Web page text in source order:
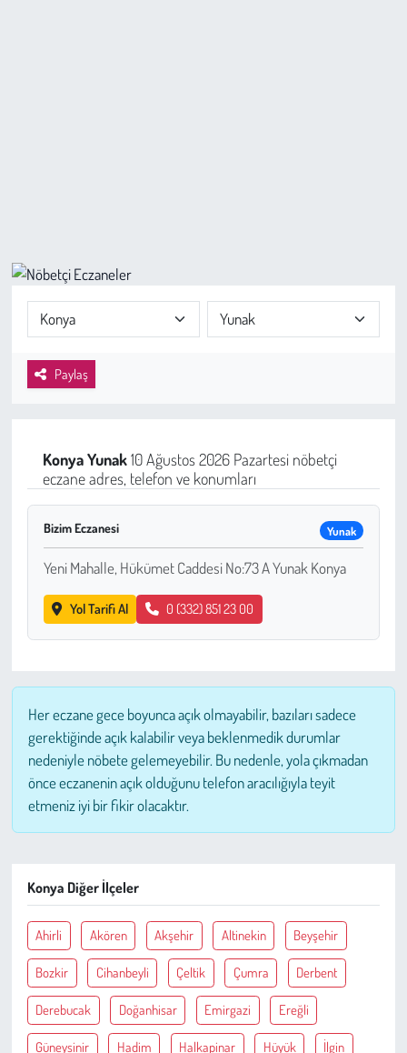
Paylaş
KonyaYunak10 Ağustos 2026 Pazartesi nöbetçi
eczane adres, telefon ve konumları
Bizim Eczanesi Yunak
Yeni Mahalle, Hükümet Caddesi No:73 A Yunak Konya
Yol Tarifi Al 0 (332) 851 23 00
Her eczane gece boyunca açık olmayabilir, bazıları sadece
gerektiğinde açık kalabilir veya beklenmedik durumlar
nedeniyle nöbete gelemeyebilir. Bu nedenle, yola çıkmadan
önce eczanenin açık olduğunu telefon aracılığıyla teyit
etmeniz iyi bir fikir olacaktır.
Konya Diğer İlçeler
Ahirli Akören Akşehir Altinekin Beyşehir
Bozkir Cihanbeyli Çeltik Çumra Derbent
Derebucak Doğanhisar Emirgazi Ereğli
Güneysinir Hadim Halkapinar Hüyük İlgin
Kültür Sanat
İnsan Hakları
Çevre
Tarih
Tarım
Son Dakika